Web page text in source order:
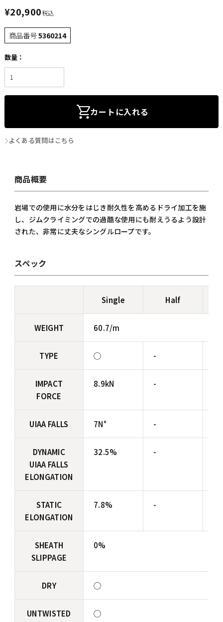
¥20,900税込
商品番号5360214
カートに入れる
よくある質問はこちら
商品概要
岩場での使用に水分をはじき耐久性を高めるドライ加工を施
し、ジムクライミングでの過酷な使用にも耐えうるよう設計
された、非常に丈夫なシングルロープです。
スペック
Single Half
WEIGHT 60.7/m
TYPE ◯ -
IMPACT
FORCE
8.9kN -
UIAA FALLS 7N° -
DYNAMIC
UIAA FALLS
ELONGATION
32.5% -
STATIC
ELONGATION
7.8% -
SHEATH
SLIPPAGE
0%
DRY ◯
UNTWISTED
◯